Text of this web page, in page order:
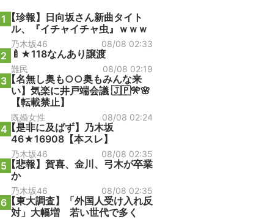
1 【珍報】日向坂さん新曲タイト
ル、『イチャイチャ虫』ｗｗｗ
乃木坂46 08/08 02:33
2 🍼★118なんあり譲渡
難民 08/08 02:19
3【名無し奥も○○奥もみんな来
い】気楽に井戸端会議 🇯🇵🎌🌸
【転載禁止】
既婚女性 08/08 02:24
4【是非に及ばず】乃木坂
46★16908【本スレ】
乃木坂46 08/08 02:35
5【悲報】賀喜、金川、弓木が卒業
か
乃木坂46 08/08 02:35
6【東大調査】「外国人受け入れ反
対」大幅増 若い世代で多く